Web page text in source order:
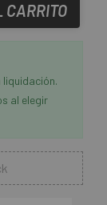
al elegir